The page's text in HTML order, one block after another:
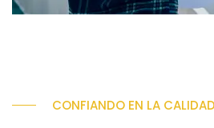
CONFIANDO EN LA CALIDAD